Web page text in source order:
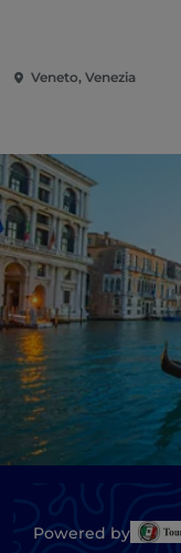
Veneto, Venezia
Powered by